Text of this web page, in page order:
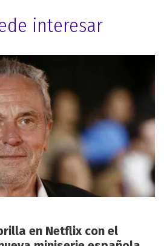
interesar
en Netflix con el